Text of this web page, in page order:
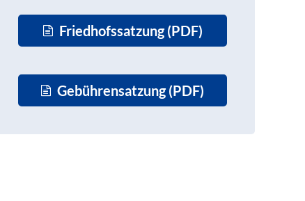
Friedhofssatzung (PDF)
Gebührensatzung (PDF)